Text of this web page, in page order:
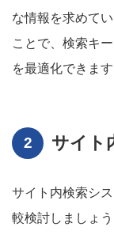
な情報を求めて
ことで、検索キ
を最適化できます
サイト
サイト内検索シ
較検討しましょう